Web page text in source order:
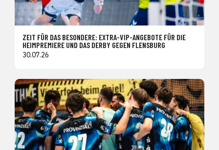
ZEIT FÜR DAS BESONDERE: EXTRA-VIP-ANGEBOTE FÜR DIE
HEIMPREMIERE UND DAS DERBY GEGEN FLENSBURG
30.07.26